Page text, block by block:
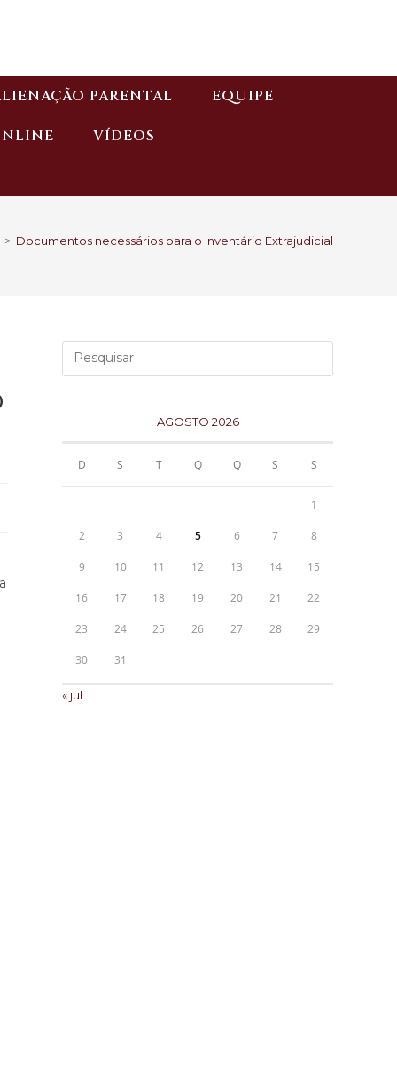
PARENTAL EQUIPE
VÍDEOS
> Documentos necessários para o Inventário Extrajudicial
AGOSTO 2026
D S T Q Q S S
1
2 3 4 5 6 7 8
9 10 11 12 13 14 15
16 17 18 19 20 21 22
23 24 25 26 27 28 29
30 31
« jul